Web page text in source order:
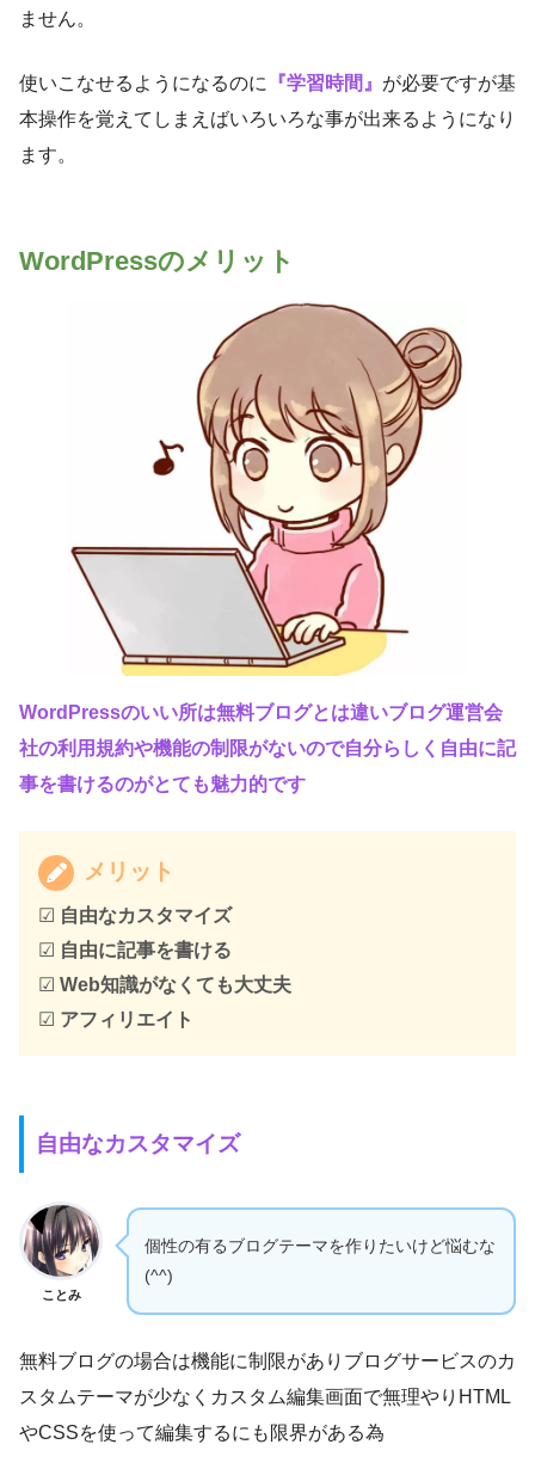
ません。
使いこなせるようになるのに 『学習時間』 が必要ですが基
本操作を覚えてしまえばいろいろな事が出来るようになり
ます。
WordPressのメリット
WordPressのいい所は無料ブログとは違いブログ運営会
社の利用規約や機能の制限がないので自分らしく自由に記
事を書けるのがとても魅力的です
メリット
☑ 自由なカスタマイズ
☑ 自由に記事を書ける
☑ Web知識がなくても大丈夫
☑ アフィリエイト
自由なカスタマイズ
ことみ
個性の有るブログテーマを作りたいけど悩むな
(^^)
無料ブログの場合は機能に制限がありブログサービスのカ
スタムテーマが少なくカスタム編集画面で無理やりHTML
やCSSを使って編集するにも限界がある為